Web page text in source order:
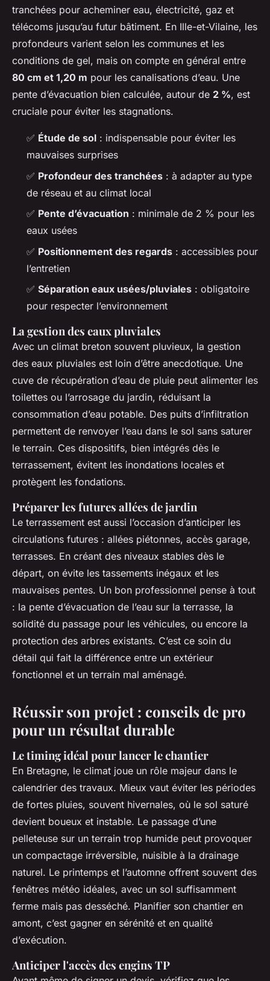
tranchées pour acheminer eau, électricité, gaz et
télécoms jusqu’au futur bâtiment. En Ille-et-Vilaine, les
profondeurs varient selon les communes et les
conditions de gel, mais on compte en général entre
80 cm et 1,20 m pour les canalisations d’eau. Une
pente d’évacuation bien calculée, autour de 2 %, est
cruciale pour éviter les stagnations.
✅ Étude de sol : indispensable pour éviter les
mauvaises surprises
✅ Profondeur des tranchées : à adapter au type
de réseau et au climat local
✅ Pente d’évacuation : minimale de 2 % pour les
eaux usées
✅ Positionnement des regards : accessibles pour
l’entretien
✅ Séparation eaux usées/pluviales : obligatoire
pour respecter l’environnement
La gestion des eaux pluviales
Avec un climat breton souvent pluvieux, la gestion
des eaux pluviales est loin d’être anecdotique. Une
cuve de récupération d’eau de pluie peut alimenter les
toilettes ou l’arrosage du jardin, réduisant la
consommation d’eau potable. Des puits d’infiltration
permettent de renvoyer l’eau dans le sol sans saturer
le terrain. Ces dispositifs, bien intégrés dès le
terrassement, évitent les inondations locales et
protègent les fondations.
Préparer les futures allées de jardin
Le terrassement est aussi l’occasion d’anticiper les
circulations futures : allées piétonnes, accès garage,
terrasses. En créant des niveaux stables dès le
départ, on évite les tassements inégaux et les
mauvaises pentes. Un bon professionnel pense à tout
: la pente d’évacuation de l’eau sur la terrasse, la
solidité du passage pour les véhicules, ou encore la
protection des arbres existants. C’est ce soin du
détail qui fait la différence entre un extérieur
fonctionnel et un terrain mal aménagé.
Réussir son projet : conseils de pro
pour un résultat durable
Le timing idéal pour lancer le chantier
En Bretagne, le climat joue un rôle majeur dans le
calendrier des travaux. Mieux vaut éviter les périodes
de fortes pluies, souvent hivernales, où le sol saturé
devient boueux et instable. Le passage d’une
pelleteuse sur un terrain trop humide peut provoquer
un compactage irréversible, nuisible à la drainage
naturel. Le printemps et l’automne offrent souvent des
fenêtres météo idéales, avec un sol suffisamment
ferme mais pas desséché. Planifier son chantier en
amont, c’est gagner en sérénité et en qualité
d’exécution.
Anticiper l'accès des engins TP